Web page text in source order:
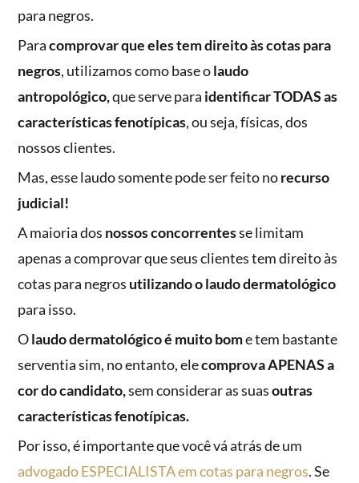
para negros.
Paracomprovar que eles tem direito às cotas para
negros, utilizamos como base olaudo
antropológico,que serve para identificar TODAS as
características fenotípicas, ou seja, físicas, dos
nossos clientes.
Mas, esse laudo somente pode ser feito norecurso
judicial!
A maioria dos nossos concorrentesse limitam
apenas a comprovar que seus clientes tem direito às
cotas para negros utilizando o laudo dermatológico
para isso.
Olaudo dermatológico é muito bome tem bastante
serventia sim, no entanto, elecomprova APENAS a
cor do candidato,sem considerar as suasoutras
características fenotípicas.
Por isso, é importante que você vá atrás de um
advogado ESPECIALISTA em cotas para negros. Se